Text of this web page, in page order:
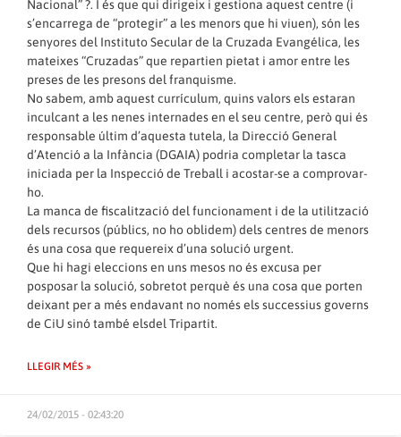
Nacional” ?. I és que qui dirigeix ​​i gestiona aquest centre (i
s’encarrega de “protegir” a les menors que hi viuen), són les
senyores del Instituto Secular de la Cruzada Evangélica, les
mateixes “Cruzadas” que repartien pietat i amor entre les
preses de les presons del franquisme.
No sabem, amb aquest currículum, quins valors els estaran
inculcant a les nenes internades en el seu centre, però qui és
responsable últim d’aquesta tutela, la Direcció General
d’Atenció a la Infància (DGAIA) podria completar la tasca
iniciada per la Inspecció de Treball i acostar-se a comprovar-
ho.
La manca de fiscalització del funcionament i de la utilització
dels recursos (públics, no ho oblidem) dels centres de menors
és una cosa que requereix d’una solució urgent.
Que hi hagi eleccions en uns mesos no és excusa per
posposar la solució, sobretot perquè és una cosa que porten
deixant per a més endavant no només els successius governs
de CiU sinó també elsdel Tripartit.
LLEGIR MÉS »
24/02/2015 - 02:43:20